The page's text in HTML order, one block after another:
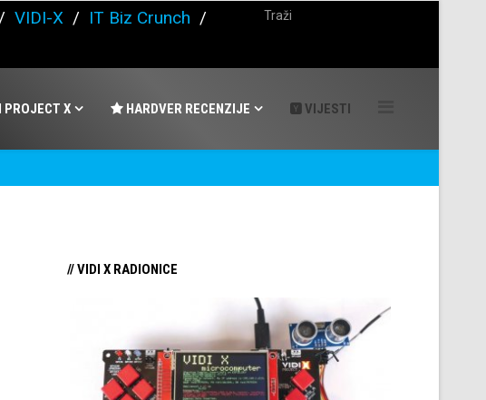
/ VIDI-X / IT Biz Crunch /
X HARDVER RECENZIJE VIJESTI
// VIDI X RADIONICE